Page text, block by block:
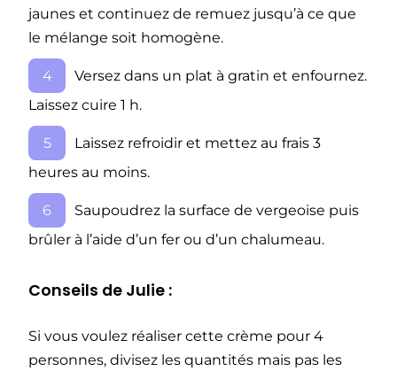
jaunes et continuez de remuez jusqu’à ce que
le mélange soit homogène.
Versez dans un plat à gratin et enfournez.
Laissez cuire 1 h.
Laissez refroidir et mettez au frais 3
heures au moins.
Saupoudrez la surface de vergeoise puis
brûler à l’aide d’un fer ou d’un chalumeau.
Conseils de Julie :
Si vous voulez réaliser cette crème pour 4
personnes, divisez les quantités mais pas les